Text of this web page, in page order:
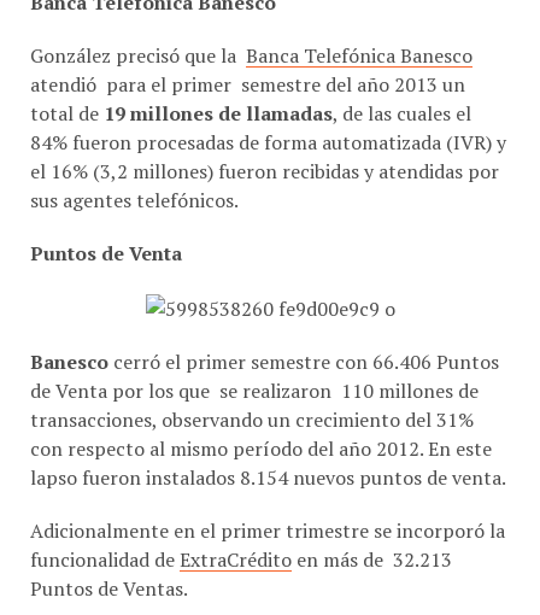
atendió para el primer semestre del año 2013 un
total de 19 millones de llamadas, de las cuales el
84% fueron procesadas de forma automatizada (IVR) y
el 16% (3,2 millones) fueron recibidas y atendidas por
sus agentes telefónicos.
de Venta por los que se realizaron 110 millones de
transacciones, observando un crecimiento del 31%
con respecto al mismo período del año 2012. En este
lapso fueron instalados 8.154 nuevos puntos de venta.
funcionalidad deExtraCréditoen más de 32.213
Puntos de Ventas.